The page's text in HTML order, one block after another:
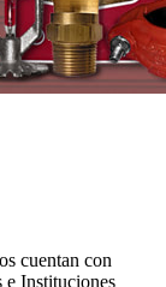
cuentan con
e Instituciones